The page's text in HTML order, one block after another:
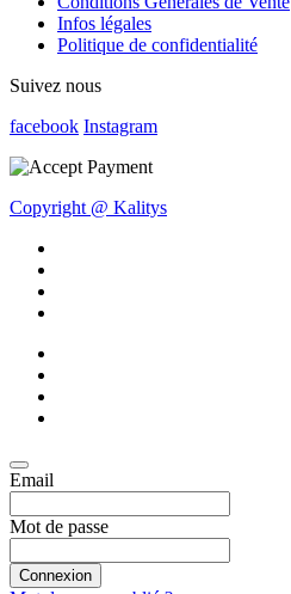
Infos légales
Politique de confidentialité
Suivez nous
facebook Instagram
Copyright @ Kalitys
Email
Mot de passe
Connexion